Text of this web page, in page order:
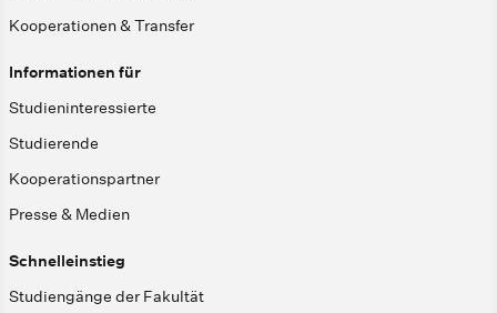
Kooperationen & Transfer
Informationen für
Studieninteressierte
Studierende
Kooperationspartner
Presse & Medien
Schnelleinstieg
Studiengänge der Fakultät